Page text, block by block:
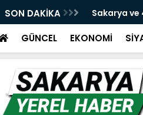
SON DAKİKA
Sakarya
yakalandı
GÜNCEL EKONOMİ